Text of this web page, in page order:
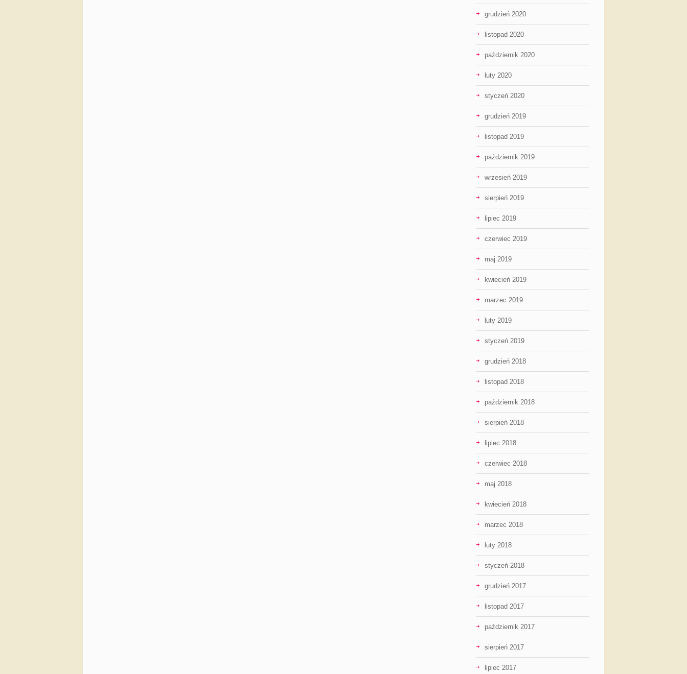
grudzień 2020
listopad 2020
październik 2020
luty 2020
styczeń 2020
grudzień 2019
listopad 2019
październik 2019
wrzesień 2019
sierpień 2019
lipiec 2019
czerwiec 2019
maj 2019
kwiecień 2019
marzec 2019
luty 2019
styczeń 2019
grudzień 2018
listopad 2018
październik 2018
sierpień 2018
lipiec 2018
czerwiec 2018
maj 2018
kwiecień 2018
marzec 2018
luty 2018
styczeń 2018
grudzień 2017
listopad 2017
październik 2017
sierpień 2017
lipiec 2017